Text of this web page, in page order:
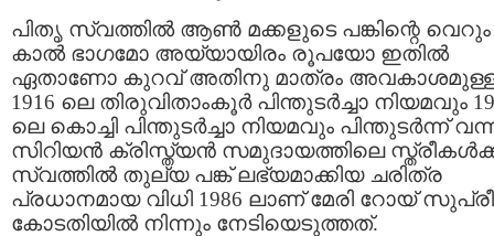
പിതൃ സ്വത്തില്‍ ആണ്‍ മക്കളുടെ പങ്കിന്റെ വെറും
കാല്‍ ഭാഗമോ അയ്യായിരം രൂപയോ ഇതില്‍
ഏതാണോ കുറവ്‌ അതിനു മാത്രം
1916 ലെ തിരുവിതാംകൂര്‍ പിന്തുടര്‍ച്ചാ നിയമവും
ലെ കൊച്ചി പിന്തുടര്‍ച്ചാ നിയമവും പിന്തുടര്‍ന്ന്
സിറിയന്‍ ക്രിസ്ത്യന്‍ സമുദായത്തിലെ
സ്വത്തില്‍ തുല്യ പങ്ക് ലഭ്യമാക്കിയ ചരിത്ര
പ്രധാനമായ വിധി 1986 ലാണ് മേരി റോയ്‌
കോടതിയില്‍ നിന്നും നേടിയെടുത്തത്‌.